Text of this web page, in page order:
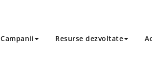
Campanii Resurse dezvoltate